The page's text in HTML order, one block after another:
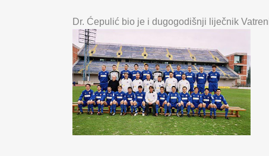
Dr. Ćepulić bio je i dugogodišnji liječnik